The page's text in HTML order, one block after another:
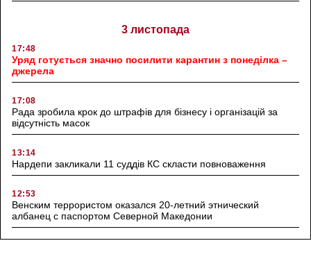
3 листопада
17:48
Уряд готується значно посилити карантин з понеділка –
джерела
17:08
Рада зробила крок до штрафів для бізнесу і організацій за
відсутність масок
13:14
Нардепи закликали 11 суддів КС скласти повноваження
12:53
Венским террористом оказался 20-летний этнический
албанец с паспортом Северной Македонии